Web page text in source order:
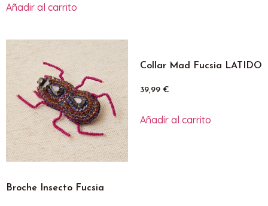
Añadir al carrito
Broche Insecto Fucsia
Collar Mad Fucsia LATIDO
39,99 €
Añadir al carrito